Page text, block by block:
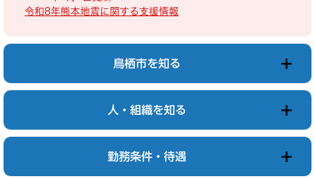
令和8年熊本地震に関する支援情報
鳥栖市を知る
人・組織を知る
勤務条件・待遇